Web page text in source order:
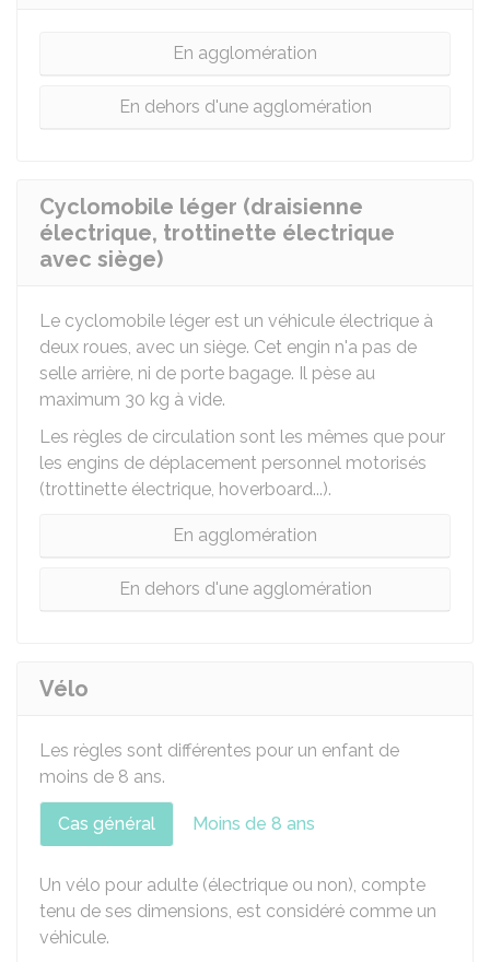
En agglomération
En dehors d'une agglomération
Cyclomobile léger (draisienne
électrique, trottinette électrique
avec siège)
Le cyclomobile léger est un véhicule électrique à
deux roues, avec un siège. Cet engin n'a pas de
selle arrière, ni de porte bagage. Il pèse au
maximum 30 kg à vide.
Les règles de circulation sont les mêmes que pour
les engins de déplacement personnel motorisés
(trottinette électrique, hoverboard...).
En agglomération
En dehors d'une agglomération
Vélo
Les règles sont différentes pour un enfant de
moins de 8 ans.
Cas général Moins de 8 ans
Un vélo pour adulte (électrique ou non), compte
tenu de ses dimensions, est considéré comme un
véhicule.